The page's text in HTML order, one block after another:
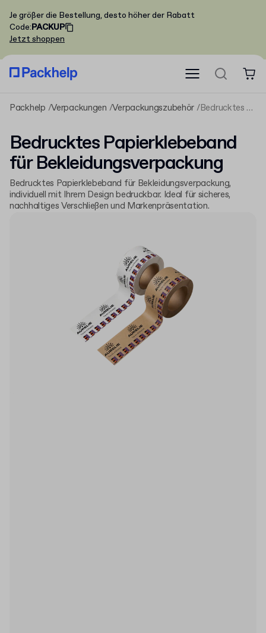
Je größer die Bestellung, desto höher der Rabatt
Code:PACKUP
Jetzt shoppen
Packhelp Verpackungen Verpackungszubehör Bedrucktes Papierklebeband für Bekleidungsverpackung
Bedrucktes Papierklebeband
für Bekleidungsverpackung
Bedrucktes Papierklebeband für Bekleidungsverpackung,
individuell mit Ihrem Design bedruckbar. Ideal für sicheres,
nachhaltiges Verschließen und Markenpräsentation.